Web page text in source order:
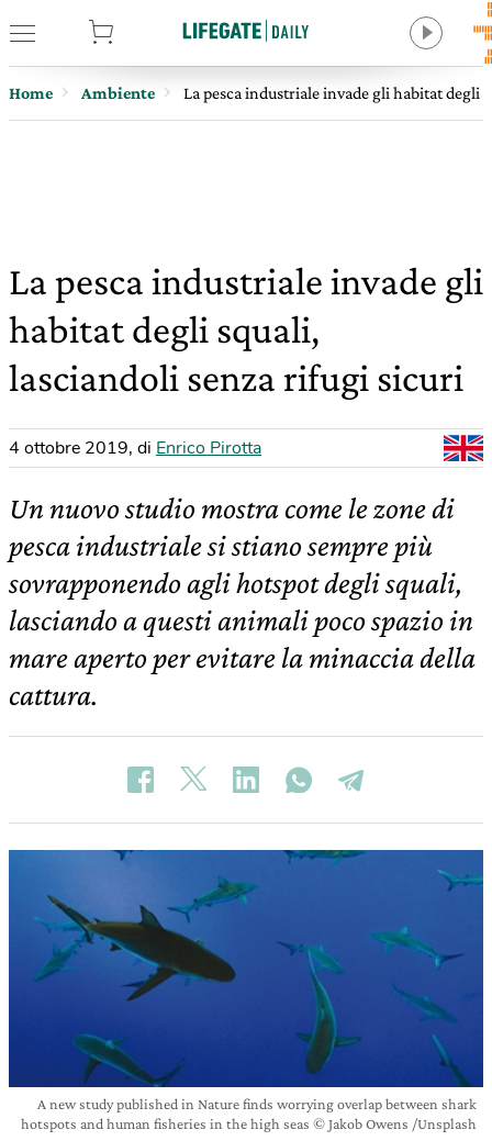
Home Ambiente La pesca industriale invade gli habitat degli
La pesca industriale invade gli
habitat degli squali,
lasciandoli senza rifugi sicuri
4 ottobre 2019, di Enrico Pirotta
Un nuovo studio mostra come le zone di
pesca industriale si stiano sempre più
sovrapponendo agli hotspot degli squali,
lasciando a questi animali poco spazio in
mare aperto per evitare la minaccia della
cattura.
A new study published in Nature finds worrying overlap between shark
hotspots and human fisheries in the high seas © Jakob Owens /Unsplash